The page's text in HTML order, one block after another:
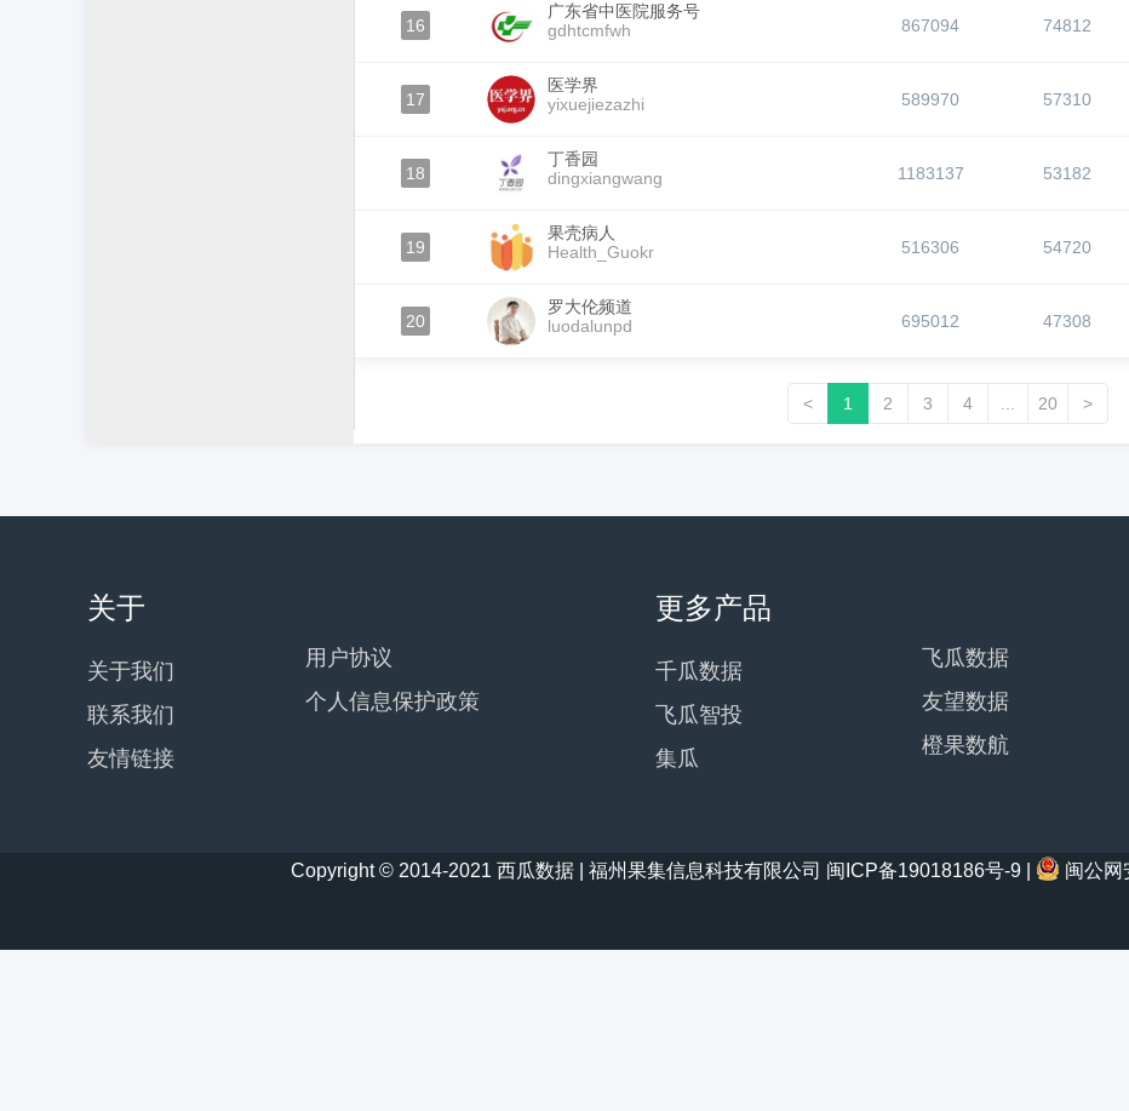
16
广东省中医院服务号
gdhtcmfwh
867094 74812
17
医学界
yixuejiezazhi
589970 57310
18
丁香园
dingxiangwang
1183137 53182
19
果壳病人
Health_Guokr
516306 54720
20
罗大伦频道
luodalunpd
695012 47308
< 1 2 3 4 20 >
关于
关于我们
联系我们
友情链接
用户协议
个人信息保护政策
更多产品
千瓜数据
飞瓜智投
集瓜
飞瓜数据
友望数据
橙果数航
Copyright © 2014-2021 西瓜数据 | 福州果集信息科技有限公司 闽ICP备19018186号-9 闽公网